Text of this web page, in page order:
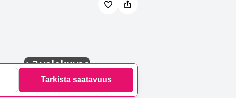
+3 valokuvaa
Tarkista saatavuus